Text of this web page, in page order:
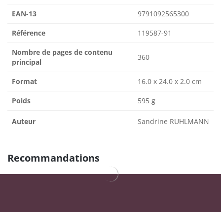
EAN-13 9791092565300
Référence 119587-91
Nombre de pages de contenu
principal
360
Format 16.0 x 24.0 x 2.0 cm
Poids 595 g
Auteur Sandrine RUHLMANN
Recommandations